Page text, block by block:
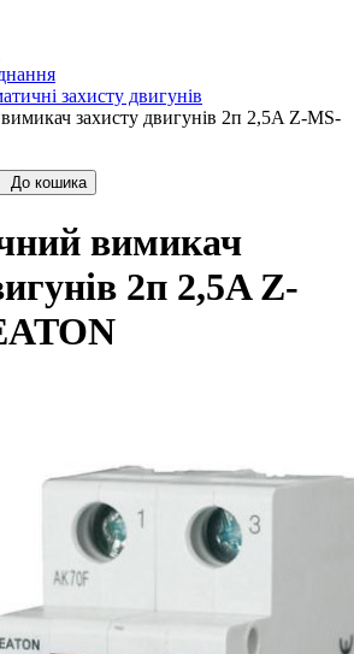
захисту двигунів
захисту двигунів 2п 2,5A Z-MS-
До кошика
вимикач
2п 2,5A Z-